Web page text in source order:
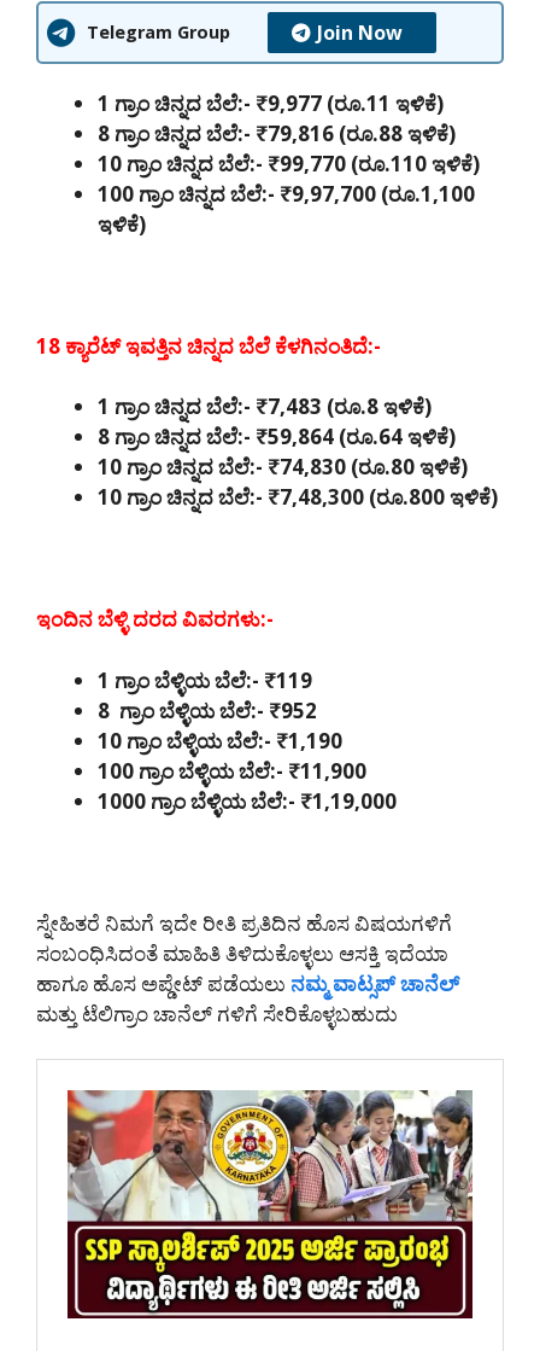
Telegram Group Join Now
1 ಗ್ರಾಂ ಚಿನ್ನದ ಬೆಲೆ:- ₹9,977 (ರೂ.11 ಇಳಿಕೆ)
8 ಗ್ರಾಂ ಚಿನ್ನದ ಬೆಲೆ:- ₹79,816 (ರೂ.88 ಇಳಿಕೆ)
10 ಗ್ರಾಂ ಚಿನ್ನದ ಬೆಲೆ:- ₹99,770 (ರೂ.110 ಇಳಿಕೆ)
100 ಗ್ರಾಂ ಚಿನ್ನದ ಬೆಲೆ:- ₹9,97,700 (ರೂ.1,100
ಇಳಿಕೆ)
18 ಕ್ಯಾರೆಟ್ ಇವತ್ತಿನ ಚಿನ್ನದ ಬೆಲೆ ಕೆಳಗಿನಂತಿದೆ:-
1 ಗ್ರಾಂ ಚಿನ್ನದ ಬೆಲೆ:- ₹7,483 (ರೂ.8 ಇಳಿಕೆ)
8 ಗ್ರಾಂ ಚಿನ್ನದ ಬೆಲೆ:- ₹59,864 (ರೂ.64 ಇಳಿಕೆ)
10 ಗ್ರಾಂ ಚಿನ್ನದ ಬೆಲೆ:- ₹74,830 (ರೂ.80 ಇಳಿಕೆ)
10 ಗ್ರಾಂ ಚಿನ್ನದ ಬೆಲೆ:- ₹7,48,300 (ರೂ.800 ಇಳಿಕೆ)
ಇಂದಿನ ಬೆಳ್ಳಿ ದರದ ವಿವರಗಳು:-
1 ಗ್ರಾಂ ಬೆಳ್ಳಿಯ ಬೆಲೆ:- ₹119
8 ಗ್ರಾಂ ಬೆಳ್ಳಿಯ ಬೆಲೆ:- ₹952
10 ಗ್ರಾಂ ಬೆಳ್ಳಿಯ ಬೆಲೆ:- ₹1,190
100 ಗ್ರಾಂ ಬೆಳ್ಳಿಯ ಬೆಲೆ:- ₹11,900
1000 ಗ್ರಾಂ ಬೆಳ್ಳಿಯ ಬೆಲೆ:- ₹1,19,000
ಸ್ನೇಹಿತರೆ ನಿಮಗೆ ಇದೇ ರೀತಿ ಪ್ರತಿದಿನ ಹೊಸ ವಿಷಯಗಳಿಗೆ
ಸಂಬಂಧಿಸಿದಂತೆ ಮಾಹಿತಿ ತಿಳಿದುಕೊಳ್ಳಲು ಆಸಕ್ತಿ ಇದೆಯಾ
ಹಾಗೂ ಹೊಸ ಅಪ್ಡೇಟ್ ಪಡೆಯಲು ನಮ್ಮ ವಾಟ್ಸಪ್ ಚಾನೆಲ್
ಮತ್ತು ಟೆಲಿಗ್ರಾಂ ಚಾನೆಲ್ ಗಳಿಗೆ ಸೇರಿಕೊಳ್ಳಬಹುದು